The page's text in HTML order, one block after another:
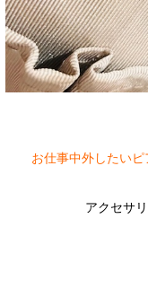
お仕事中外したいピ
アクセサ